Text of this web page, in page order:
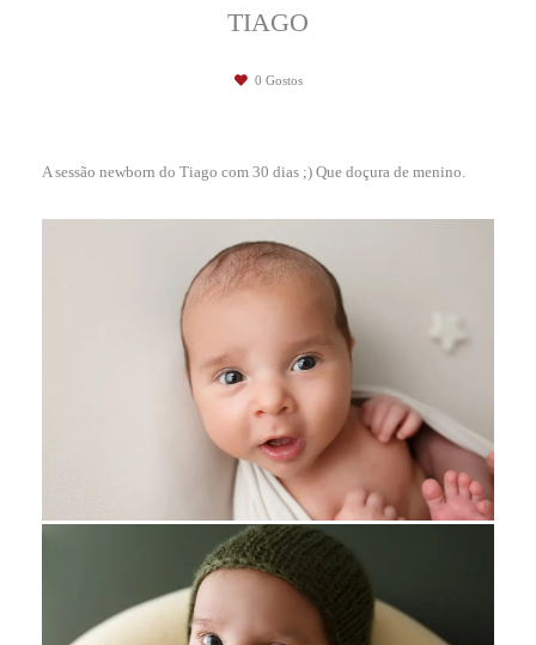
TIAGO
0 Gostos
A sessão newborn do Tiago com 30 dias ;) Que doçura de menino.